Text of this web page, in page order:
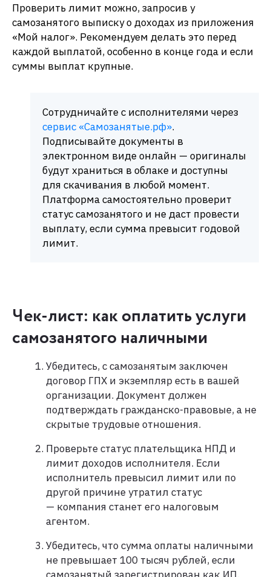
Проверить лимит можно, запросив у
самозанятого выписку о доходах из приложения
«Мой налог». Рекомендуем делать это перед
каждой выплатой, особенно в конце года и если
суммы выплат крупные.​
Сотрудничайте с исполнителями через
сервис «Самозанятые.рф».
Подписывайте документы в
электронном виде онлайн — оригиналы
будут храниться в облаке и доступны
для скачивания в любой момент.
Платформа самостоятельно проверит
статус самозанятого и не даст провести
выплату, если сумма превысит годовой
лимит.
Чек-лист: как оплатить услуги
самозанятого наличными
Убедитесь, с самозанятым заключен
договор ГПХ и экземпляр есть в вашей
организации​. Документ должен
подтверждать гражданско-правовые, а не
скрытые трудовые отношения.
Проверьте статус плательщика НПД​ и
лимит доходов исполнителя​. Если
исполнитель превысил лимит или по
другой причине утратил статус
— компания станет его налоговым
агентом.
Убедитесь, что сумма оплаты наличными
не превышает 100 тысяч рублей, если